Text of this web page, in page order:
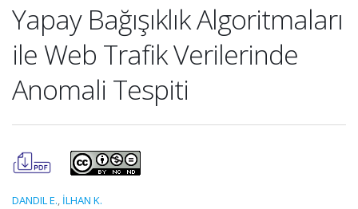
Yapay Bağışıklık Algoritmaları
ile Web Trafik Verilerinde
Anomali Tespiti
DANDIL E., İLHAN K.